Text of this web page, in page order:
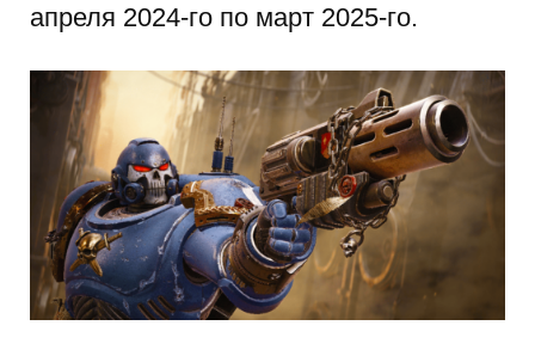
апреля 2024-го по март 2025-го.